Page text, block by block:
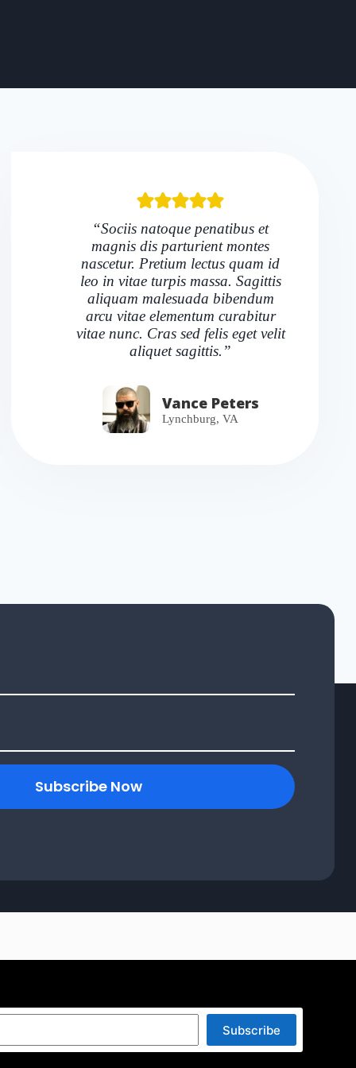
“Sociis natoque penatibus et
magnis dis parturient montes
nascetur. Pretium lectus quam id
leo in vitae turpis massa. Sagittis
aliquam malesuada bibendum
arcu vitae elementum curabitur
vitae nunc. Cras sed felis eget velit
aliquet sagittis.”
Vance Peters
Lynchburg, VA
Subscribe Now
Subscribe